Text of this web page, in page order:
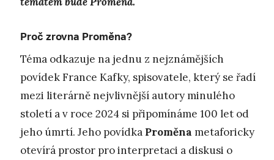
Proč zrovna Proměna?
Téma odkazuje na jednu z nejznámějších
povídek France Kafky, spisovatele, který se řadí
mezi literárně nejvlivnější autory minulého
století a v roce 2024 si připomínáme 100 let od
jeho úmrtí. Jeho povídka Proměna metaforicky
otevírá prostor pro interpretaci a diskusi o